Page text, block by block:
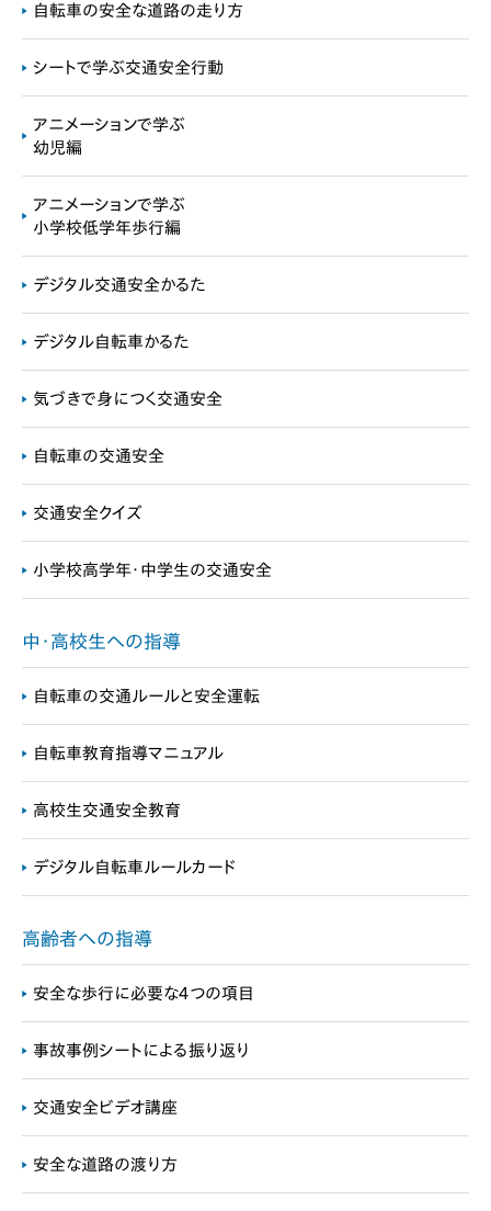
自転車の安全な道路の走り方
シートで学ぶ交通安全行動
アニメーションで学ぶ
幼児編
アニメーションで学ぶ
小学校低学年歩行編
デジタル交通安全かるた
デジタル自転車かるた
気づきで身につく交通安全
自転車の交通安全
交通安全クイズ
小学校高学年・中学生の交通安全
中・高校生への指導
自転車の交通ルールと安全運転
自転車教育指導マニュアル
高校生交通安全教育
デジタル自転車ルールカード
高齢者への指導
安全な歩行に必要な４つの項目
事故事例シートによる振り返り
交通安全ビデオ講座
安全な道路の渡り方